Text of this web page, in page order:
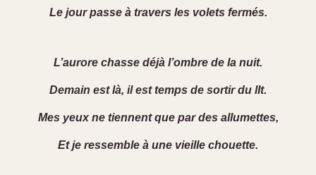
Le jour passe à travers les volets fermés.
L’aurore chasse déjà l’ombre de la nuit.
Demain est là, il est temps de sortir du lIt.
Mes yeux ne tiennent que par des allumettes,
Et je ressemble à une vieille chouette.